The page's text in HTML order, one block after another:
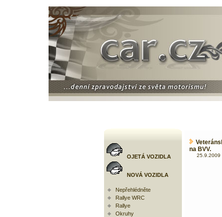
OJETÁ VOZIDLA
NOVÁ VOZIDLA
Nepřehlédněte
Rallye WRC
Rallye
Okruhy
na BVV.
25.9.2009